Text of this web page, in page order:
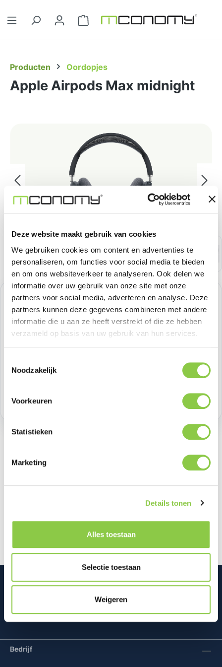
Deze website maakt gebruik van cookies
We gebruiken cookies om content en advertenties te
personaliseren, om functies voor social media te bieden
en om ons websiteverkeer te analyseren. Ook delen we
informatie over uw gebruik van onze site met onze
partners voor social media, adverteren en analyse. Deze
partners kunnen deze gegevens combineren met andere
informatie die u aan ze heeft verstrekt of die ze hebben
verzameld op basis van uw gebruik van hun services.
Noodzakelijk
Voorkeuren
Statistieken
Marketing
Details tonen
Alles toestaan
Selectie toestaan
Weigeren
Winkelwagentje bevat 0 artikelen.
Producten Oordopjes
Apple Airpods Max midnight
Normale prijs:
€ 479,33
Prijzen excl. BTW
Producthoeveelheid: Voer de
Voorraad: 1
Beschrijving
De Apple AirPods Max biedt de
ultieme luisterervaring dankzij de geavanceerde
Meer
Bedrijf